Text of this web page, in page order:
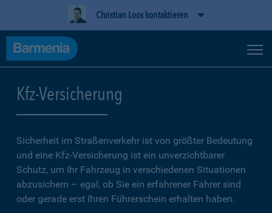
Christian Loos kontaktieren
Kfz-Versicherung
Sicherheit im Straßenverkehr ist von größter Bedeutung
und eine Kfz-Versicherung ist ein unverzichtbarer
Schutz, um Ihr Fahrzeug in verschiedenen Situationen
abzusichern – egal, ob Sie ein erfahrener Fahrer sind
oder gerade erst Ihren Führerschein erhalten haben.